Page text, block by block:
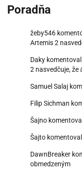
Poradňa
žeby546
Artemis 2
Daky komentoval
2 nasvedčuje, že
Samuel Salaj
Filip Sichman
Šajno komentoval
Šajto komentoval
DawnBreaker
obmedzeným